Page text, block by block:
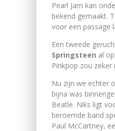
Pearl Jam kan
bekend gemaakt.
voor een passage
Een tweede
Springsteen al
Pinkpop zou zeker
Nu zijn we echter
bijna was
Beatle. Niks ligt
beroemde band
Paul McCartney,